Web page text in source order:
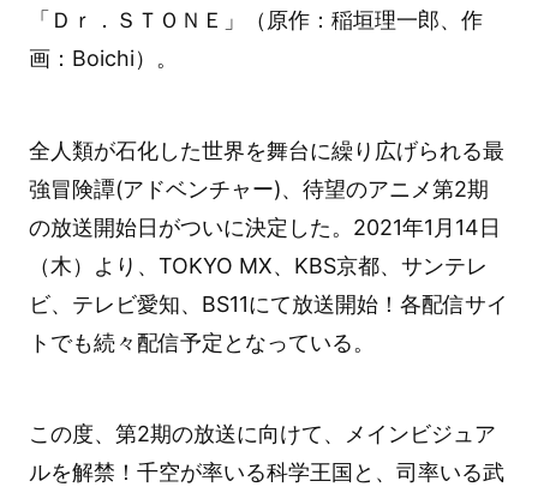
「Ｄｒ．ＳＴＯＮＥ」（原作：稲垣理一郎、作
画：Boichi）。
全人類が石化した世界を舞台に繰り広げられる最
強冒険譚(アドベンチャー)、待望のアニメ第2期
の放送開始日がついに決定した。2021年1月14日
（木）より、TOKYO MX、KBS京都、サンテレ
ビ、テレビ愛知、BS11にて放送開始！各配信サイ
トでも続々配信予定となっている。
この度、第2期の放送に向けて、メインビジュア
ルを解禁！千空が率いる科学王国と、司率いる武